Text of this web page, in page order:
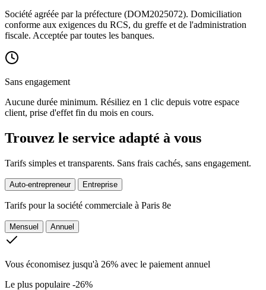
Société agréée par la préfecture (DOM2025072). Domiciliation
conforme aux exigences du RCS, du greffe et de l'administration
fiscale. Acceptée par toutes les banques.
Sans engagement
Aucune durée minimum. Résiliez en 1 clic depuis votre espace
client, prise d'effet fin du mois en cours.
Trouvez le service adapté à vous
Tarifs simples et transparents. Sans frais cachés, sans engagement.
Auto-entrepreneur Entreprise
Tarifs pour la société commerciale à Paris 8e
Mensuel Annuel
Vous économisez jusqu'à 26% avec le paiement annuel
Le plus populaire -26%